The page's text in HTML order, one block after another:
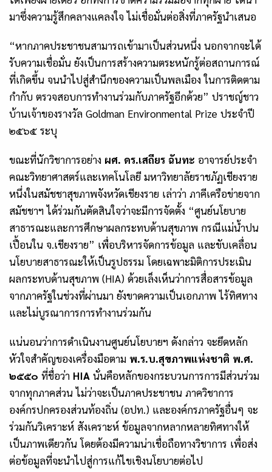
มาซึ่งความรู้สึกคลางแคลงใจ ไม่เชื่อมั่นต่อสิ่งที่ภาครัฐนำเสนอ
“หากภาคประชาชนสามารถเข้ามาเป็นส่วนหนึ่ง นอกจากจะได้
รับความเชื่อมั่น ยังเป็นการสร้างความตระหนักรู้ต่อสถานการณ์
ที่เกิดขึ้น จนนำไปสู่สำนึกของความเป็นพลเมือง ในการติดตาม
กำกับ ตรวจสอบการทำงานร่วมกับภาครัฐอีกด้วย” ปราชญ์ชาว
บ้านเจ้าของรางวัล Goldman Environmental Prize ประจำปี
๒๕๖๕ ระบุ
ขณะที่นักวิชาการอย่าง ผศ. ดร.เสถียร ฉันทะ อาจารย์ประจำ
คณะวิทยาศาสตร์และเทคโนโลยี มหาวิทยาลัยราชภัฏเชียงราย
หนึ่งในสมัชชาสุขภาพจังหวัดเชียงราย เล่าว่า ภาคีเครือข่ายจาก
สมัชชาฯ ได้ร่วมกันตัดสินใจว่าจะมีการจัดตั้ง “ศูนย์นโยบาย
สาธารณะและการศึกษาผลกระทบด้านสุขภาพ กรณีแม่น้ำปน
เปื้อนใน จ.เชียงราย” เพื่อบริหารจัดการข้อมูล และขับเคลื่อน
นโยบายสาธารณะให้เป็นรูปธรรม โดยเฉพาะมิติการประเมิน
ผลกระทบด้านสุขภาพ (HIA) ด้วยเล็งเห็นว่าการสื่อสารข้อมูล
จากภาครัฐในช่วงที่ผ่านมา ยังขาดความเป็นเอกภาพ ไร้ทิศทาง
และไม่บูรณาการการทำงานร่วมกัน
แน่นอนว่าการดำเนินงานศูนย์นโยบายฯ ดังกล่าว จะยึดหลัก
หัวใจสำคัญของเครื่องมือตาม พ.ร.บ.สุขภาพแห่งชาติ พ.ศ.
๒๕๕๐ ที่ชื่อว่า HIA นั่นคือหลักของกระบวนการการมีส่วนร่วม
จากทุกภาคส่วน ไม่ว่าจะเป็นภาคประชาชน ภาควิชาการ
องค์กรปกครองส่วนท้องถิ่น (อปท.) และองค์กรภาครัฐอื่นๆ จะ
ร่วมกันวิเคราะห์ สังเคราะห์ ข้อมูลจากหลากหลายทิศทางให้
เป็นภาพเดียวกัน โดยต้องมีความน่าเชื่อถือทางวิชาการ เพื่อส่ง
ต่อข้อมูลที่จะนำไปสู่การแก้ไขเชิงนโยบายต่อไป